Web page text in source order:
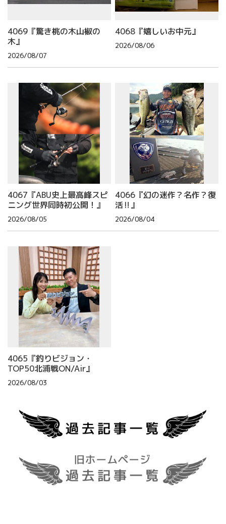
4069『驚き桃の木山椒の
木』
2026/08/07
4068『嬉しいお中元』
2026/08/06
4067『ABU史上最高峰スピ
ニング世界同時初公開！』
2026/08/05
4066『幻の迷作？名作？復
活‼』
2026/08/04
4065『釣りビジョン・
TOP50北浦戦ON/Air』
2026/08/03